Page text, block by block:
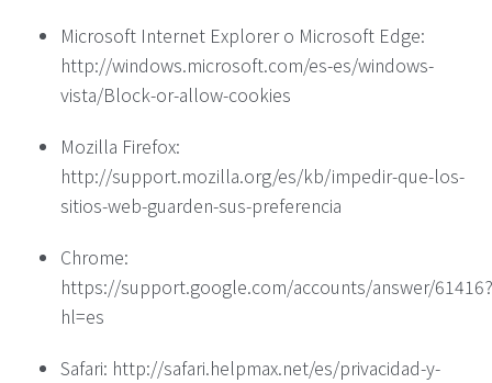
Microsoft Internet Explorer o Microsoft Edge:
http://windows.microsoft.com/es-es/windows-
vista/Block-or-allow-cookies
Mozilla Firefox:
http://support.mozilla.org/es/kb/impedir-que-los-
sitios-web-guarden-sus-preferencia
Chrome:
https://support.google.com/accounts/answer/61416?
hl=es
Safari: http://safari.helpmax.net/es/privacidad-y-